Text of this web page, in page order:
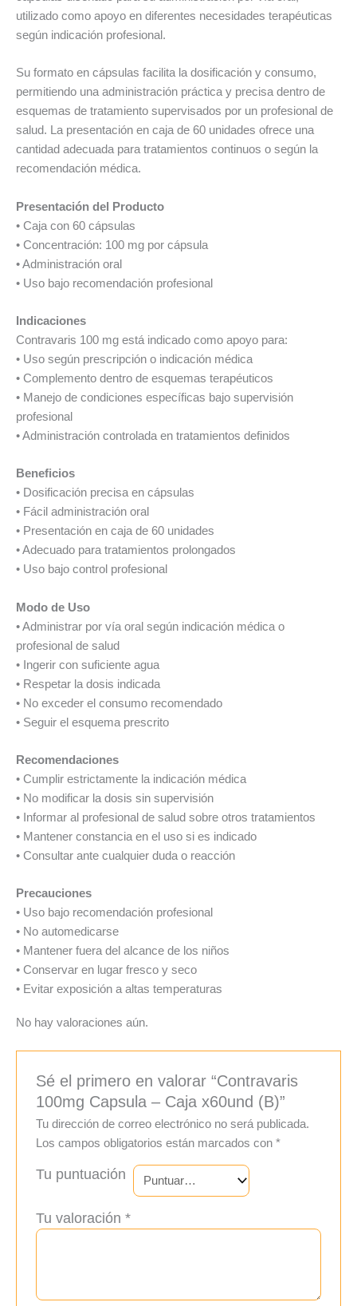
utilizado como apoyo en diferentes necesidades terapéuticas
según indicación profesional.
Su formato en cápsulas facilita la dosificación y consumo,
permitiendo una administración práctica y precisa dentro de
esquemas de tratamiento supervisados por un profesional de
salud. La presentación en caja de 60 unidades ofrece una
cantidad adecuada para tratamientos continuos o según la
recomendación médica.
Presentación del Producto
• Caja con 60 cápsulas
• Concentración: 100 mg por cápsula
• Administración oral
• Uso bajo recomendación profesional
Indicaciones
Contravaris 100 mg está indicado como apoyo para:
• Uso según prescripción o indicación médica
• Complemento dentro de esquemas terapéuticos
• Manejo de condiciones específicas bajo supervisión
profesional
• Administración controlada en tratamientos definidos
Beneficios
• Dosificación precisa en cápsulas
• Fácil administración oral
• Presentación en caja de 60 unidades
• Adecuado para tratamientos prolongados
• Uso bajo control profesional
Modo de Uso
• Administrar por vía oral según indicación médica o
profesional de salud
• Ingerir con suficiente agua
• Respetar la dosis indicada
• No exceder el consumo recomendado
• Seguir el esquema prescrito
Recomendaciones
• Cumplir estrictamente la indicación médica
• No modificar la dosis sin supervisión
• Informar al profesional de salud sobre otros tratamientos
• Mantener constancia en el uso si es indicado
• Consultar ante cualquier duda o reacción
Precauciones
• Uso bajo recomendación profesional
• No automedicarse
• Mantener fuera del alcance de los niños
• Conservar en lugar fresco y seco
• Evitar exposición a altas temperaturas
No hay valoraciones aún.
Sé el primero en valorar “Contravaris
100mg Capsula – Caja x60und (B)”
Tu dirección de correo electrónico no será publicada.
Los campos obligatorios están marcados con*
Tu puntuación
Tu valoración*